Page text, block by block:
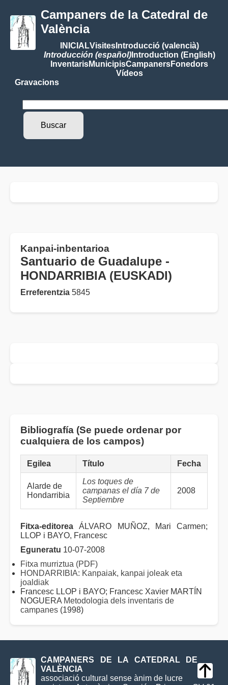
Campaners de la Catedral de
València
INICIALVisitesIntroducció (valencià)
Introducción (español)Introduction (English)
InventarisMunicipisCampanersFonedors
Vídeos
Gravacions
Kanpai-inbentarioa
Santuario de Guadalupe -
HONDARRIBIA (EUSKADI)
Erreferentzia 5845
Bibliografía (Se puede ordenar por
cualquiera de los campos)
Egilea Título Fecha
Alarde de
Hondarribia
Los toques de
campanas el día 7 de
Septiembre
2008
Fitxa-editorea ÁLVARO MUÑOZ, Mari Carmen;
LLOP i BAYO, Francesc
Eguneratu 10-07-2008
Fitxa murriztua (PDF)
HONDARRIBIA: Kanpaiak, kanpai joleak eta
joaldiak
Francesc LLOP i BAYO; Francesc Xavier MARTÍN
NOGUERA Metodologia dels inventaris de
campanes (1998)
CAMPANERS DE LA CATEDRAL DE
VALÈNCIA
associació cultural sense ànim de lucre